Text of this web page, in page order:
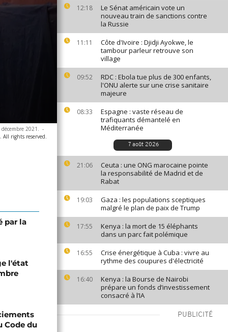
12:18
Le Sénat américain vote un
nouveau train de sanctions contre
la Russie
11:11
Côte d'Ivoire : Djidji Ayokwe, le
tambour parleur retrouve son
village
09:52
RDC : Ebola tue plus de 300 enfants,
l'ONU alerte sur une crise sanitaire
majeure
08:33
Espagne : vaste réseau de
trafiquants démantelé en
Méditerranée
7 août 2026
21:06
Ceuta : une ONG marocaine pointe
la responsabilité de Madrid et de
Rabat
19:03
Gaza : les populations sceptiques
malgré le plan de paix de Trump
17:55
Kenya : la mort de 15 éléphants
dans un parc fait polémique
16:55
Crise énergétique à Cuba : vivre au
rythme des coupures d'électricité
16:40
Kenya : la Bourse de Nairobi
prépare un fonds d’investissement
consacré à l’IA
PUBLICITÉ
2021. -
All rights reserved.
par la
l'état
Code du